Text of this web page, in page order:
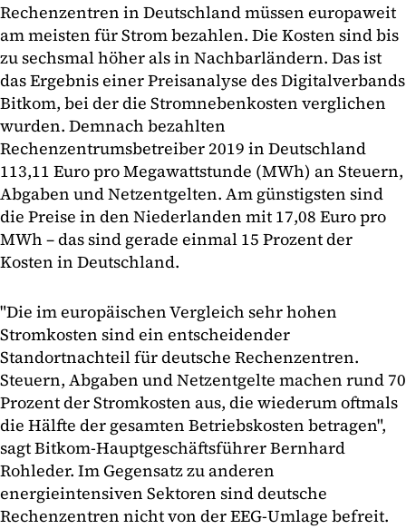
Rechenzentren in Deutschland müssen europaweit
am meisten für Strom bezahlen. Die Kosten sind bis
zu sechsmal höher als in Nachbarländern. Das ist
das Ergebnis einer Preisanalyse des Digitalverbands
Bitkom, bei der die Stromnebenkosten verglichen
wurden. Demnach bezahlten
Rechenzentrumsbetreiber 2019 in Deutschland
113,11 Euro pro Megawattstunde (MWh) an Steuern,
Abgaben und Netzentgelten. Am günstigsten sind
die Preise in den Niederlanden mit 17,08 Euro pro
MWh – das sind gerade einmal 15 Prozent der
Kosten in Deutschland.
"Die im europäischen Vergleich sehr hohen
Stromkosten sind ein entscheidender
Standortnachteil für deutsche Rechenzentren.
Steuern, Abgaben und Netzentgelte machen rund 70
Prozent der Stromkosten aus, die wiederum oftmals
die Hälfte der gesamten Betriebskosten betragen",
sagt Bitkom-Hauptgeschäftsführer Bernhard
Rohleder. Im Gegensatz zu anderen
energieintensiven Sektoren sind deutsche
Rechenzentren nicht von der EEG-Umlage befreit.